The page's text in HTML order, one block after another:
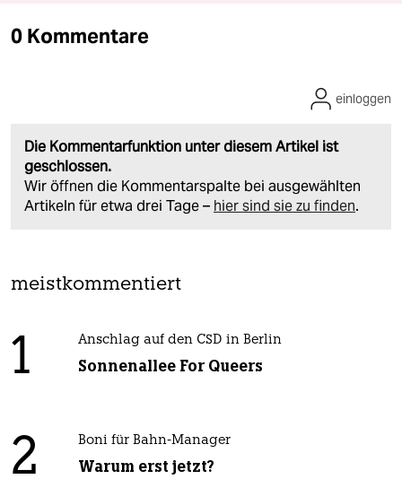
0 Kommentare
Die Kommentarfunktion unter diesem Artikel ist
geschlossen.
Wir öffnen die Kommentarspalte bei ausgewählten
Artikeln für etwa drei Tage – hier sind sie zu finden.
einloggen
meistkommentiert
1 Anschlag auf den CSD in Berlin
Sonnenallee For Queers
2 Boni für Bahn-Manager
Warum erst jetzt?